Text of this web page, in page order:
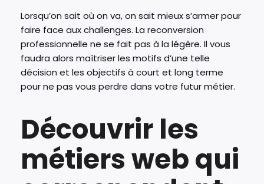
Lorsqu’on sait où on va, on sait mieux s’armer pour
faire face aux challenges. La reconversion
professionnelle ne se fait pas à la légère. Il vous
faudra alors maîtriser les motifs d’une telle
décision et les objectifs à court et long terme
pour ne pas vous perdre dans votre futur métier.
Découvrir les
métiers web qui